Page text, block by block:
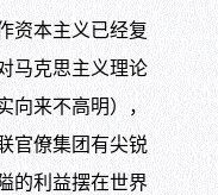
本主义已经复
马克思主义理论
向来不高明），
官僚集团有尖锐
的利益摆在世界